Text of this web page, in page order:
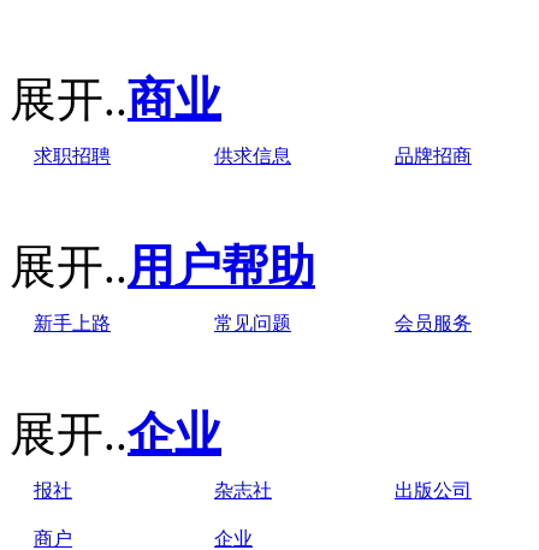
展开..商业
求职招聘 供求信息 品牌招商
展开..用户帮助
新手上路 常见问题 会员服务
展开..企业
报社 杂志社 出版公司
商户 企业